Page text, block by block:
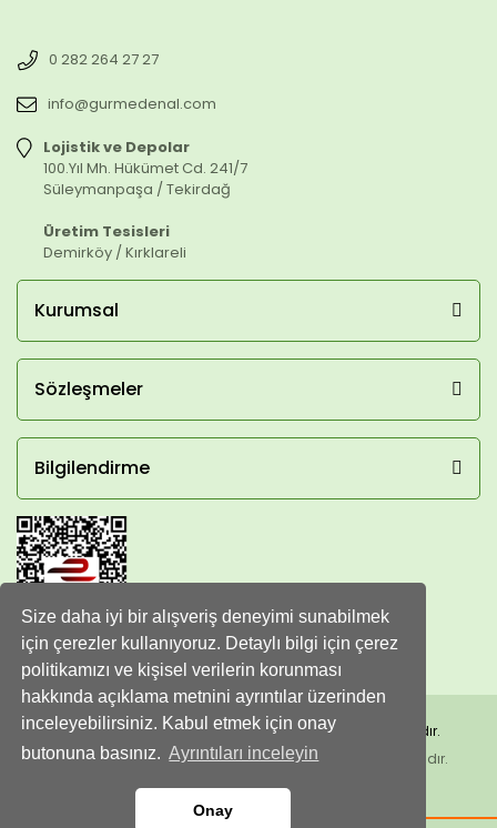
Size daha iyi bir alışveriş deneyimi sunabilmek
için çerezler kullanıyoruz. Detaylı bilgi için çerez
politikamızı ve kişisel verilerin korunması
hakkında açıklama metnini ayrıntılar üzerinden
inceleyebilirsiniz. Kabul etmek için onay
butonuna basınız. Ayrıntıları inceleyin
Onay
0 282 264 27 27
info@gurmedenal.com
Lojistik ve Depolar
100.Yıl Mh. Hükümet Cd. 241/7
Süleymanpaşa / Tekirdağ
Üretim Tesisleri
Demirköy / Kırklareli
Kurumsal
Sözleşmeler
Bilgilendirme
Copyright 2016 - 2023 © Gurmedenal - Her hakkı saklıdır.
Kredi kartı bilgileriniz 256bit SSL sertifikası ile korunmaktadır.